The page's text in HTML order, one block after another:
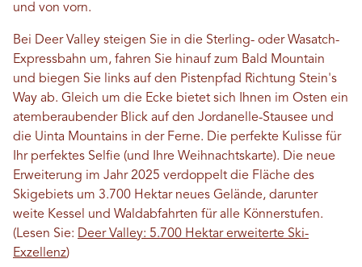
und von vorn.
Bei Deer Valley steigen Sie in die Sterling- oder Wasatch-
Expressbahn um, fahren Sie hinauf zum Bald Mountain
und biegen Sie links auf den Pistenpfad Richtung Stein's
Way ab. Gleich um die Ecke bietet sich Ihnen im Osten ein
atemberaubender Blick auf den Jordanelle-Stausee und
die Uinta Mountains in der Ferne. Die perfekte Kulisse für
Ihr perfektes Selfie (und Ihre Weihnachtskarte). Die neue
Erweiterung im Jahr 2025 verdoppelt die Fläche des
Skigebiets um 3.700 Hektar neues Gelände, darunter
weite Kessel und Waldabfahrten für alle Könnerstufen.
(Lesen Sie: Deer Valley: 5.700 Hektar erweiterte Ski-
Exzellenz)